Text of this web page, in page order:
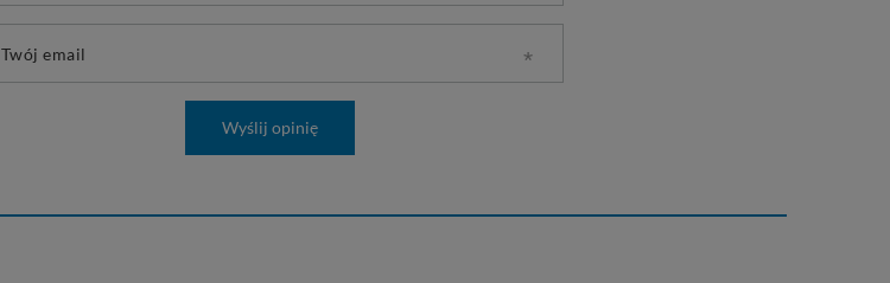
Twój email
Wyślij opinię